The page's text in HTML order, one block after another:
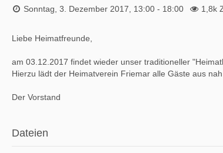
Sonntag, 3. Dezember 2017, 13:00 - 18:00 1,8k
Liebe Heimatfreunde,
am 03.12.2017 findet wieder unser traditioneller
Hierzu lädt der Heimatverein Friemar alle Gäste aus
Der Vorstand
Dateien